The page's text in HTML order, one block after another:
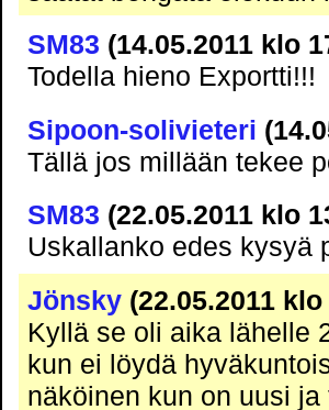
SM83 (14.05.2011 klo
Todella hieno Exportti!!!
Sipoon-solivieteri
Tällä jos millään tekee
SM83 (22.05.2011 klo
Uskallanko edes kysyä
Jönsky(22.05.2011 klo
Kyllä se oli aika lähelle
kun ei löydä
näköinen kun on uusi